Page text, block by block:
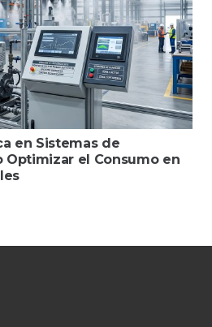
en Sistemas de
Optimizar el Consumo en